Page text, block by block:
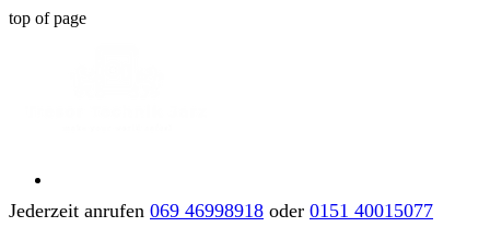
top of page
Jederzeit anrufen 069 46998918 oder 0151 40015077